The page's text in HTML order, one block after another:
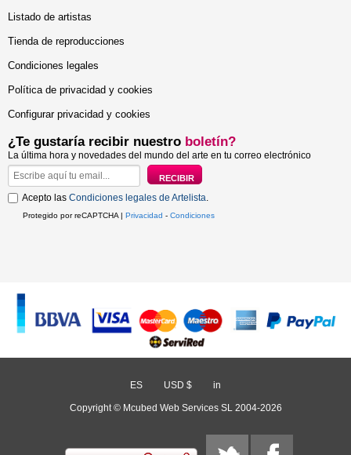
Listado de artistas
Tienda de reproducciones
Condiciones legales
Política de privacidad y cookies
Configurar privacidad y cookies
¿Te gustaría recibir nuestro boletín?
La última hora y novedades del mundo del arte en tu correo electrónico
Acepto las Condiciones legales de Artelista
Protegido por reCAPTCHA | Privacidad - Condiciones
ES USD $ in
Copyright © Mcubed Web Services SL 2004-2026